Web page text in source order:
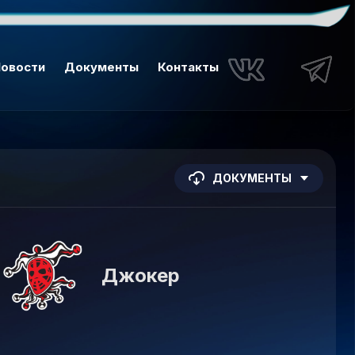
Документы Контакты
ДОКУМЕНТЫ
Джокер